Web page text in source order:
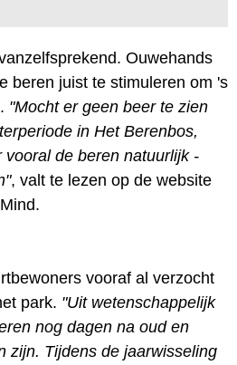
Ouwehands
beren juist te stimuleren om 's
"Mocht er geen beer te zien
in Het Berenbos,
de beren natuurlijk -
, valt te lezen op de website
vooraf al verzocht
park. "Uit wetenschappelijk
nog dagen na oud en
zijn. Tijdens de jaarwisseling